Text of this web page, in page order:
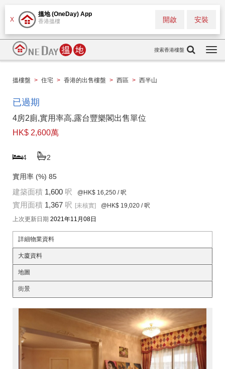
X
搵地 (OneDay) App
香港搵樓 安裝
開啟
搜索香港樓盤
搵樓盤 > 住宅 > 香港的出售樓盤 > 西區 > 西半山
已過期
4房2廁,實用率高,露台豐樂閣出售單位
HK$ 2,600萬
4 2
實用率 (%) 85
建築面積 1,600 呎 @HK$ 16,250 / 呎
實用面積 1,367 呎 [未核實] @HK$ 19,020 / 呎
上次更新日期 2021年11月08日
詳細物業資料
大廈資料
地圖
街景